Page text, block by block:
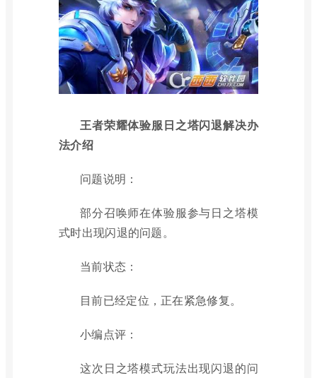
王者荣耀体验服日之塔闪退解决办
法介绍
问题说明：
部分召唤师在体验服参与日之塔模
式时出现闪退的问题。
当前状态：
目前已经定位，正在紧急修复。
小编点评：
这次日之塔模式玩法出现闪退的问